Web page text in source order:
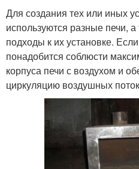
Для создания тех или иных
используются разные печи,
подходы к их установке.
понадобится соблюсти
корпуса печи с воздухом и
циркуляцию воздушных